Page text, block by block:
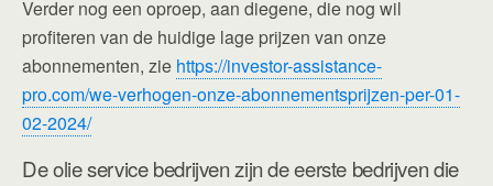
Verder nog een oproep, aan diegene, die nog wil
profiteren van de huidige lage prijzen van onze
abonnementen, zie https://investor-assistance-
pro.com/we-verhogen-onze-abonnementsprijzen-per-01-
02-2024/
De olie service bedrijven zijn de eerste bedrijven die